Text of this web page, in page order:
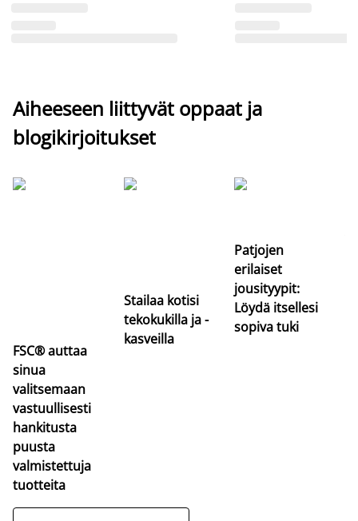
Aiheeseen liittyvät oppaat ja
blogikirjoitukset
FSC® auttaa
sinua
valitsemaan
vastuullisesti
hankitusta
puusta
valmistettuja
tuotteita
Stailaa kotisi
tekokukilla ja -
kasveilla
Patjojen
erilaiset
jousityypit:
Löydä itsellesi
sopiva tuki